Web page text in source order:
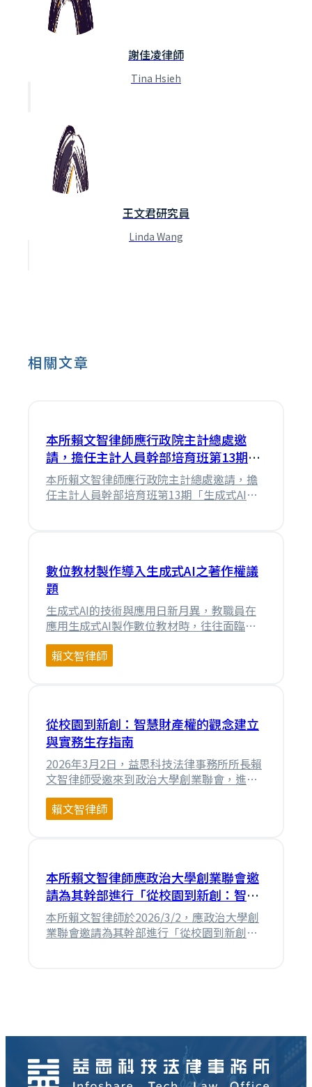
謝佳凌律師
Tina Hsieh
王文君研究員
Linda Wang
相關文章
本所賴文智律師應行政院主計總處邀
請，擔任主計人員幹部培育班第13期
「生成式AI法律風險控管」專題講師
本所賴文智律師應行政院主計總處邀請，擔
任主計人員幹部培育班第13期「生成式AI法
數位教材製作導入生成式AI之著作權議
題
生成式AI的技術與應用日新月異，教職員在
應用生成式AI製作數位教材時，往往面臨諸
如「生成內容正確性」、「輸入資料被用於
生成式AI訓練之用」、「輸入他人著作是否
侵權」、「生成內容是否受著作權保護」、
鍵問題。本文即以此為出發點，系統性分析
生成式 A⋯
賴文智律師
從校園到新創：智慧財產權的觀念建立
與實務生存指南
2026年3月2日，益思科技法律事務所所長賴
文智律師受邀來到政治大學創業聯會，進行
了一場主題為「從校園到新創：智慧財產權
觀念與實務解析」的深度講座。賴律師在開
場時幽默地提到，自己已經有一段時間沒有
恰逢自家老大剛考完學測，便藉此機會帶孩
子來感受大⋯
賴文智律師
本所賴文智律師應政治大學創業聯會邀
請為其幹部進行「從校園到新創：智慧
財產權觀念與實務解析」培訓活動
本所賴文智律師於2026/3/2，應政治大學創
業聯會邀請為其幹部進行「從校園到新創：